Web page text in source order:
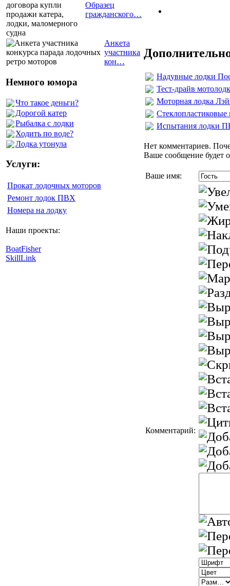
Образец
гражданского…
Анкета
участника
кон…
Немного юмора
Что такое деньги?
Дорогой катер
Рыбалка с лодки
Ходить по воде?
Лодка утонула
Услуги:
Прокат лодочных моторов
Ремонт лодок ПВХ
Номера на лодку
Наши проекты:
BoatFisher
SkillLink
Надувные лодки
Тест-драйв
Моторная лодка
Испытания лодки
Нет комментариев.
Ваше сообщение будет
Ваше имя:
Комментарий: